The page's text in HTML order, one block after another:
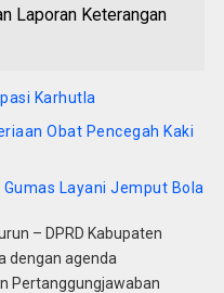
Laporan Keterangan
Karhutla
Obat Pencegah Kaki
Layani Jemput Bola
– DPRD Kabupaten
dengan agenda
Pertanggungjawaban